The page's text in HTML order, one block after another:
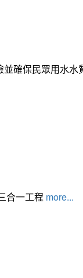
確保民眾用水
合一工程 more...